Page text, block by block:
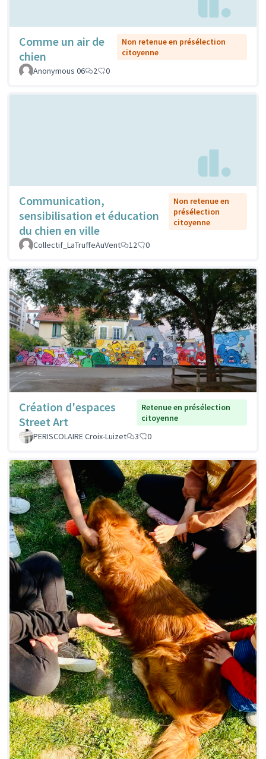
Comme un air de
chien
Non retenue en présélection
citoyenne
Anonymous 06
2 0
Communication,
sensibilisation et éducation
du chien en ville
Non retenue en
présélection
citoyenne
Collectif_LaTruffeAuVent 12 0
Création d'espaces
Street Art
Retenue en présélection
citoyenne
PERISCOLAIRE Croix-Luizet
3 0